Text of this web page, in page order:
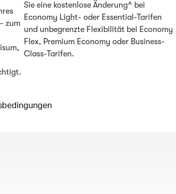
zum
Sie eine kostenlose Änderung^ bei
Economy Light- oder Essential-Tarifen
und unbegrenzte Flexibilität bei Economy
Flex, Premium Economy oder Business-
Class-Tarifen.